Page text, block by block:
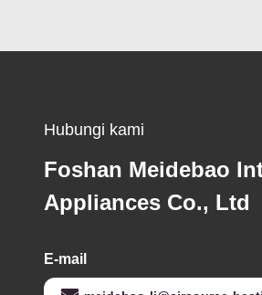
Hubungi kami
Foshan Meidebao
Appliances Co., Ltd
E-mail